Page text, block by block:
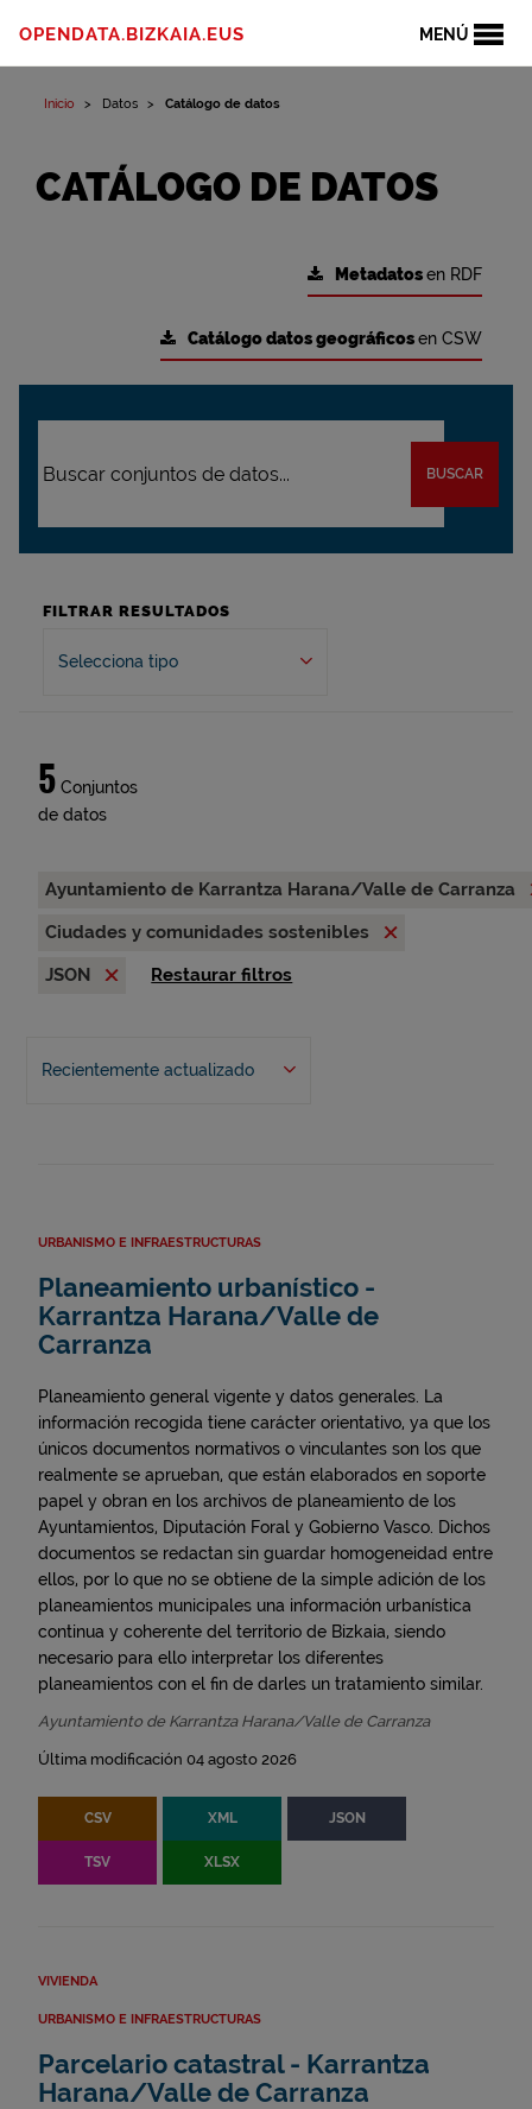
MENÚ
OPENDATA.BIZKAIA.EUS
Inicio Datos Catálogo de datos
CATÁLOGO DE DATOS
Metadatosen RDF
Catálogo datos geográficosen CSW
BUSCAR
FILTRAR RESULTADOS
Selecciona tipo
5 Conjuntos
de datos
Ayuntamiento de Karrantza Harana/Valle de Carranza
Ciudades y comunidades sostenibles
JSON
Restaurar filtros
Recientemente actualizado
URBANISMO E INFRAESTRUCTURAS
Planeamiento urbanístico -
Karrantza Harana/Valle de
Carranza
Planeamiento general vigente y datos generales. La
información recogida tiene carácter orientativo, ya que los
únicos documentos normativos o vinculantes son los que
realmente se aprueban, que están elaborados en soporte
papel y obran en los archivos de planeamiento de los
Ayuntamientos, Diputación Foral y Gobierno Vasco. Dichos
documentos se redactan sin guardar homogeneidad entre
ellos, por lo que no se obtiene de la simple adición de los
planeamientos municipales una información urbanística
continua y coherente del territorio de Bizkaia, siendo
necesario para ello interpretar los diferentes
planeamientos con el fin de darles un tratamiento similar.
Ayuntamiento de Karrantza Harana/Valle de Carranza
Última modificación 04 agosto 2026
CSV XML JSON
TSV XLSX
VIVIENDA
URBANISMO E INFRAESTRUCTURAS
Parcelario catastral - Karrantza
Harana/Valle de Carranza